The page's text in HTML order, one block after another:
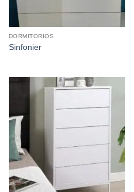
DORMITORIOS
Sinfonier